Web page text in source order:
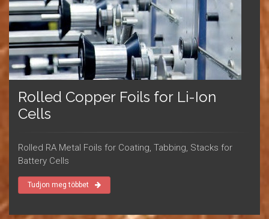
Rolled Copper Foils for Li-Ion
Cells
Rolled RA Metal Foils for Coating, Tabbing, Stacks for
Battery Cells
Tudjon meg többet